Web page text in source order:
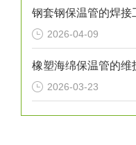
2026-04-09
橡塑海绵保温管的维
2026-03-23